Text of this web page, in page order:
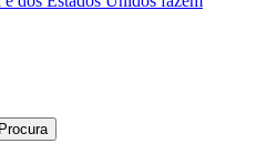
Procura